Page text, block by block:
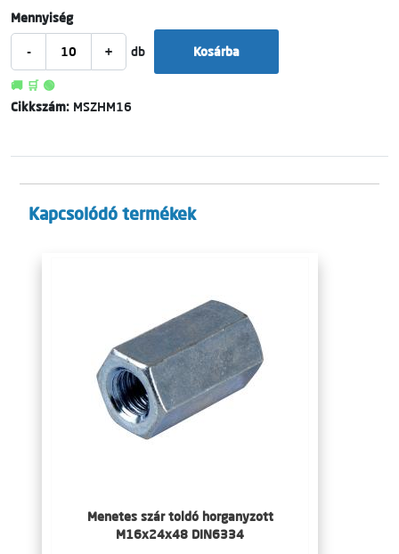
Mennyiség
- + db Kosárba
🚚 🛒 🟢
Cikkszám: MSZHM16
Kapcsolódó termékek
Menetes szár toldó horganyzott
M16x24x48 DIN6334